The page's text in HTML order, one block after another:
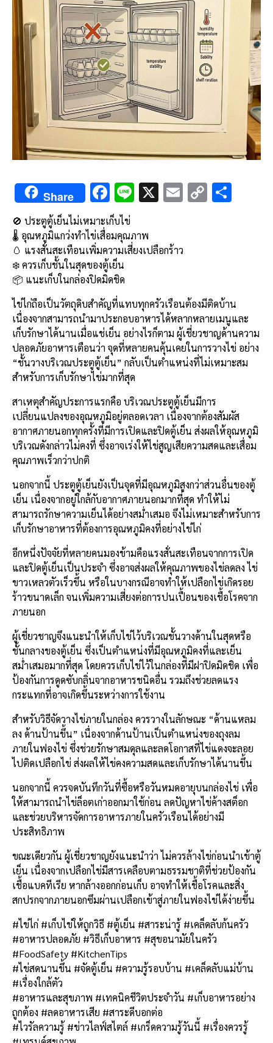
Share F
ac
e
b
o
o
k
Li
e
X E C
🚫 ประตูตู้เย็นไม่เหมาะเก็บไข่
🌡️ อุณหภูมิแกว่งทำไข่เสื่อมคุณภาพ
🥚 แรงสั่นสะเทือนเพิ่มความเสี่ยงเปลือกร้าว
❄️ ควรเก็บชั้นในสุดของตู้เย็น
📦 แนะเก็บในกล่องปิดมิดชิด
ไข่ไก่ถือเป็นวัตถุดิบสำคัญที่แทบทุกครัวเรือนต้องมีติดบ้าน
เนื่องจากสามารถนำมาประกอบอาหารได้หลากหลายเมนูและ
เก็บรักษาได้นานเมื่อแช่เย็น อย่างไรก็ตาม ผู้เชี่ยวชาญด้านความ
ปลอดภัยอาหารเตือนว่า จุดที่หลายคนคุ้นเคยในการวางไข่ อย่าง
“ชั้นวางบริเวณประตูตู้เย็น” กลับเป็นตำแหน่งที่ไม่เหมาะสม
สำหรับการเก็บรักษาไข่มากที่สุด
สาเหตุสำคัญประการแรกคือ บริเวณประตูตู้เย็นมีการ
เปลี่ยนแปลงของอุณหภูมิอยู่ตลอดเวลา เนื่องจากต้องสัมผัส
อากาศภายนอกทุกครั้งที่มีการเปิดและปิดตู้เย็น ส่งผลให้อุณหภูมิ
บริเวณดังกล่าวไม่คงที่ ซึ่งอาจเร่งให้ไข่สูญเสียความสดและเสื่อม
คุณภาพเร็วกว่าปกติ
นอกจากนี้ ประตูตู้เย็นยังเป็นจุดที่มีอุณหภูมิสูงกว่าส่วนอื่นของตู้
เย็น เนื่องจากอยู่ใกล้กับอากาศภายนอกมากที่สุด ทำให้ไม่
สามารถรักษาความเย็นได้อย่างสม่ำเสมอ จึงไม่เหมาะสำหรับการ
เก็บรักษาอาหารที่ต้องการอุณหภูมิคงที่อย่างไข่ไก่
อีกหนึ่งปัจจัยที่หลายคนมองข้ามคือแรงสั่นสะเทือนจากการเปิด
และปิดตู้เย็นเป็นประจำ ซึ่งอาจส่งผลให้คุณภาพของไข่ลดลง ไข่
ขาวเหลวตัวเร็วขึ้น หรือในบางกรณีอาจทำให้เปลือกไข่เกิดรอย
ร้าวขนาดเล็ก จนเพิ่มความเสี่ยงต่อการปนเปื้อนของเชื้อโรคจาก
ภายนอก
ผู้เชี่ยวชาญจึงแนะนำให้เก็บไข่ไว้บริเวณชั้นวางด้านในสุดหรือ
ชั้นกลางของตู้เย็น ซึ่งเป็นตำแหน่งที่มีอุณหภูมิคงที่และเย็น
สม่ำเสมอมากที่สุด โดยควรเก็บไข่ไว้ในกล่องที่มีฝาปิดมิดชิด เพื่อ
ป้องกันการดูดซับกลิ่นจากอาหารชนิดอื่น รวมถึงช่วยลดแรง
กระแทกที่อาจเกิดขึ้นระหว่างการใช้งาน
สำหรับวิธีจัดวางไข่ภายในกล่อง ควรวางในลักษณะ “ด้านแหลม
ลง ด้านป้านขึ้น” เนื่องจากด้านป้านเป็นตำแหน่งของถุงลม
ภายในฟองไข่ ซึ่งช่วยรักษาสมดุลและลดโอกาสที่ไข่แดงจะลอย
ไปติดเปลือกไข่ ส่งผลให้ไข่คงความสดและเก็บรักษาได้นานขึ้น
นอกจากนี้ ควรจดบันทึกวันที่ซื้อหรือวันหมดอายุบนกล่องไข่ เพื่อ
ให้สามารถนำไข่ล็อตเก่าออกมาใช้ก่อน ลดปัญหาไข่ค้างสต็อก
และช่วยบริหารจัดการอาหารภายในครัวเรือนได้อย่างมี
ประสิทธิภาพ
ขณะเดียวกัน ผู้เชี่ยวชาญยังแนะนำว่า ไม่ควรล้างไข่ก่อนนำเข้าตู้
เย็น เนื่องจากเปลือกไข่มีสารเคลือบตามธรรมชาติที่ช่วยป้องกัน
เชื้อแบคทีเรีย หากล้างออกก่อนเก็บ อาจทำให้เชื้อโรคและสิ่ง
สกปรกจากภายนอกซึมผ่านเปลือกเข้าสู่ภายในฟองไข่ได้ง่ายขึ้น
#ไข่ไก่ #เก็บไข่ให้ถูกวิธี #ตู้เย็น #สาระน่ารู้ #เคล็ดลับก้นครัว
#อาหารปลอดภัย #วิธีเก็บอาหาร #สุขอนามัยในครัว
#FoodSafety #KitchenTips
#ไข่สดนานขึ้น #จัดตู้เย็น #ความรู้รอบบ้าน #เคล็ดลับแม่บ้าน
#เรื่องใกล้ตัว
#อาหารและสุขภาพ #เทคนิคชีวิตประจำวัน #เก็บอาหารอย่าง
ถูกต้อง #ลดอาหารเสีย #สาระดีบอกต่อ
#ไวรัลความรู้ #ข่าวไลฟ์สไตล์ #เกร็ดความรู้วันนี้ #เรื่องควรรู้